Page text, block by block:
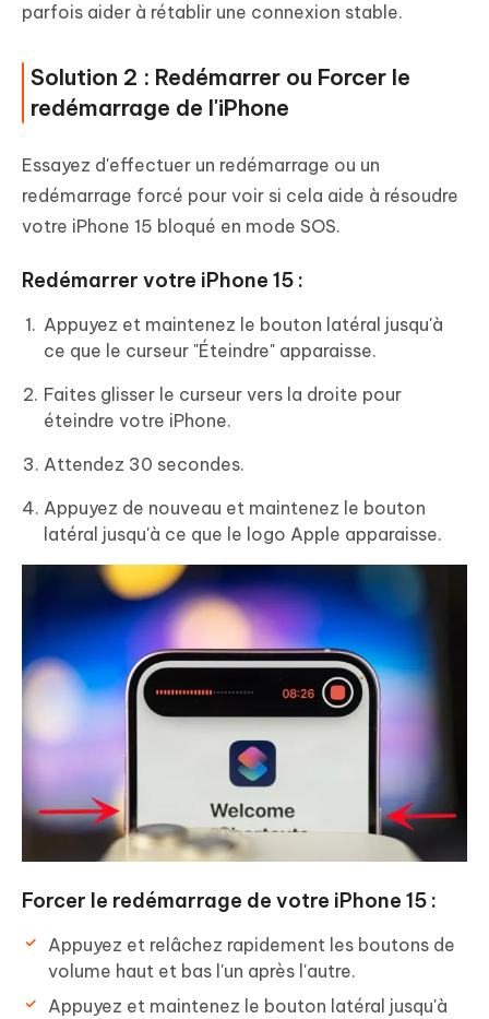
parfois aider à rétablir une connexion stable.
Solution 2 : Redémarrer ou Forcer le
redémarrage de l'iPhone
Essayez d'effectuer un redémarrage ou un
redémarrage forcé pour voir si cela aide à résoudre
votre iPhone 15 bloqué en mode SOS.
Redémarrer votre iPhone 15 :
Appuyez et maintenez le bouton latéral jusqu'à
ce que le curseur "Éteindre" apparaisse.
Faites glisser le curseur vers la droite pour
éteindre votre iPhone.
Attendez 30 secondes.
Appuyez de nouveau et maintenez le bouton
latéral jusqu'à ce que le logo Apple apparaisse.
Forcer le redémarrage de votre iPhone 15 :
Appuyez et relâchez rapidement les boutons de
volume haut et bas l'un après l'autre.
Appuyez et maintenez le bouton latéral jusqu'à